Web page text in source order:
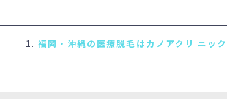
- 医療脱毛（女性）
- 医療脱毛（男性）
- ポテンツァ - ノーリス(IPL)